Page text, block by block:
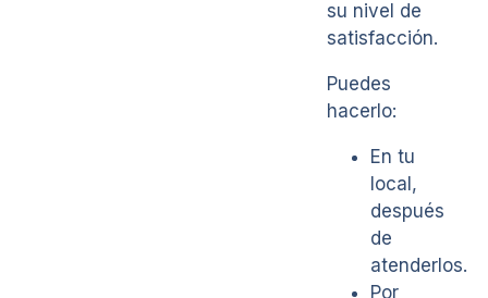
su nivel de
satisfacción.
Puedes
hacerlo:
En tu
local,
después
de
atenderlos.
Por